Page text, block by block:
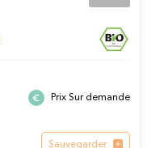
Prix Sur demande
Sauvegarder